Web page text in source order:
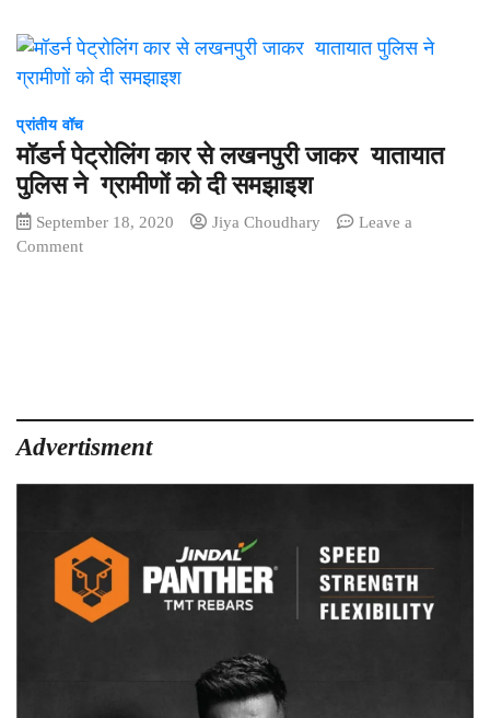
प्रांतीय वॉच
मॉडर्न पेट्रोलिंग कार से लखनपुरी जाकर यातायात
पुलिस ने ग्रामीणों को दी समझाइश
September 18, 2020 Jiya Choudhary
Leave a
Commenton
पुलिस
ने
ग्रामीणों
दी
समझाइश
Advertisment